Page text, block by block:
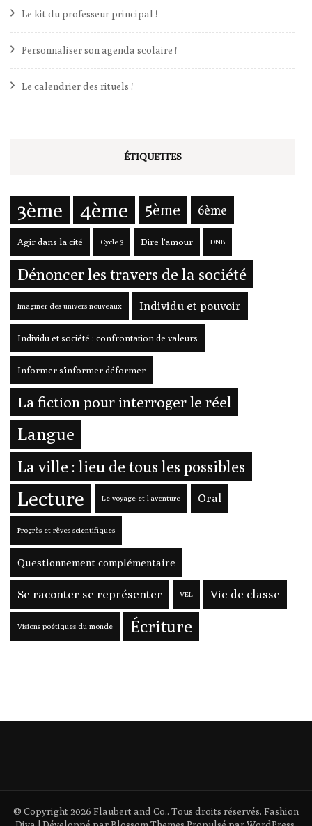
Le kit du professeur principal !
Personnaliser son agenda scolaire !
Le calendrier des rituels !
ÉTIQUETTES
3ème 4ème 5ème 6ème
Agir dans la cité Cycle 3 Dire l'amour DNB
Dénoncer les travers de la société
Imaginer des univers nouveaux Individu et pouvoir
Individu et société : confrontation de valeurs
Informer s'informer déformer
La fiction pour interroger le réel
Langue
La ville : lieu de tous les possibles
Lecture Le voyage et l'aventure Oral
Progrès et rêves scientifiques
Questionnement complémentaire
Se raconter se représenter VEL Vie de classe
Visions poétiques du monde Écriture
© Copyright 2026 Flaubert and Co.. Tous droits réservés. Fashion